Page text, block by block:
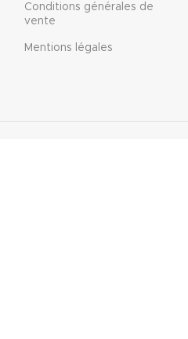
Conditions générales de
vente
Mentions légales